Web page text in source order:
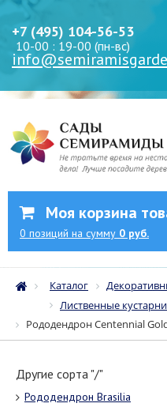
+7 (495) 104-56-53
10-00 : 19-00 (пн-вс)
Моя корзина
0 позиций на сумму 0 руб.
Каталог
Лиственные
Рододендрон Centennial
Другие сорта "/"
Рододендрон Brasilia